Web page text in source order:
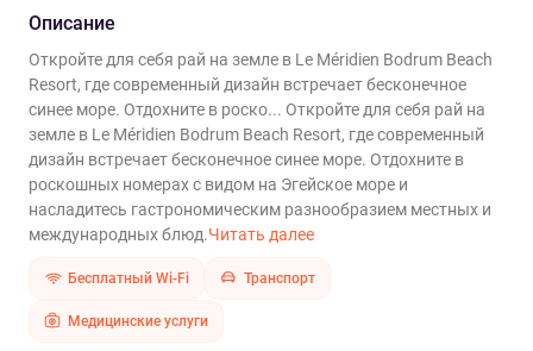
Описание
Откройте для себя рай на земле в Le Méridien Bodrum Beach
Resort, где современный дизайн встречает бесконечное
синее море. Отдохните в роско... Откройте для себя рай на
земле в Le Méridien Bodrum Beach Resort, где современный
дизайн встречает бесконечное синее море. Отдохните в
роскошных номерах с видом на Эгейское море и
насладитесь гастрономическим разнообразием местных и
международных блюд.Читать далее
Бесплатный Wi-Fi Транспорт
Медицинские услуги